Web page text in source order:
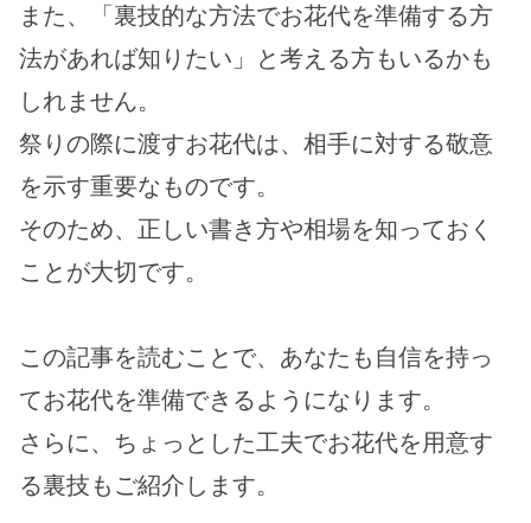
また、「裏技的な方法でお花代を準備する方
法があれば知りたい」と考える方もいるかも
しれません。
祭りの際に渡すお花代は、相手に対する敬意
を示す重要なものです。
そのため、正しい書き方や相場を知っておく
ことが大切です。
この記事を読むことで、あなたも自信を持っ
てお花代を準備できるようになります。
さらに、ちょっとした工夫でお花代を用意す
る裏技もご紹介します。